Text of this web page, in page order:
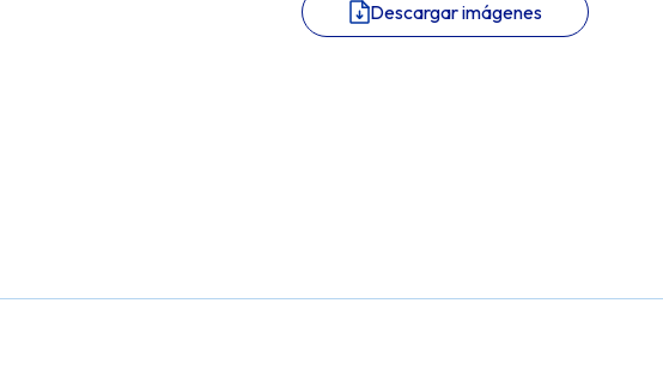
Descargar imágenes